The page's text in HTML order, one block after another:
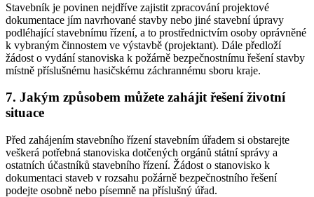
Stavebník je povinen nejdříve zajistit zpracování projektové
dokumentace jím navrhované stavby nebo jiné stavební úpravy
podléhající stavebnímu řízení, a to prostřednictvím osoby oprávněné
k vybraným činnostem ve výstavbě (projektant). Dále předloží
žádost o vydání stanoviska k požárně bezpečnostnímu řešení stavby
místně příslušnému hasičskému záchrannému sboru kraje.
7. Jakým způsobem můžete zahájit řešení životní
situace
Před zahájením stavebního řízení stavebním úřadem si obstarejte
veškerá potřebná stanoviska dotčených orgánů státní správy a
ostatních účastníků stavebního řízení. Žádost o stanovisko k
dokumentaci staveb v rozsahu požárně bezpečnostního řešení
podejte osobně nebo písemně na příslušný úřad.